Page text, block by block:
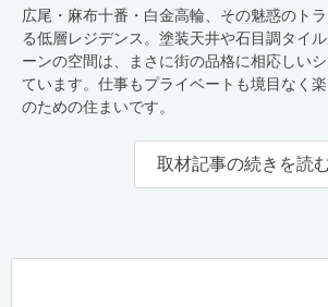
広尾・麻布十番・白金高輪、その魅惑のト
る低層レジデンス。塗装天井や石目調タイ
ーンの空間は、まさに街の品格に相応しい
ています。仕事もプライベートも境目なく
のための住まいです。
取材記事の続きを読